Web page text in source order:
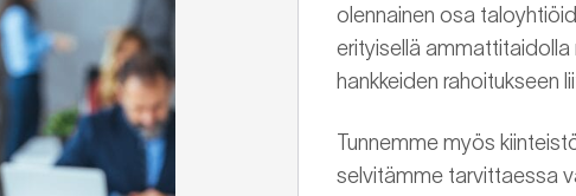
olennainen osa
erityisellä ammattitaidolla
hankkeiden rahoitukseen
Tunnemme myös
selvitämme tarvittaessa